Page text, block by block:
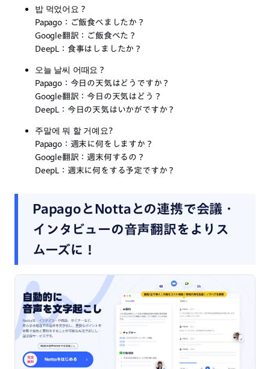
밥 먹었어요？
Papago：ご飯食べましたか？
Google翻訳：ご飯食べた？
DeepL：食事はしましたか？
오늘 날씨 어때요？
Papago：今日の天気はどうですか？
Google翻訳：今日の天気はどう？
DeepL：今日の天気はいかがですか？
주말에 뭐 할 거예요?
Papago：週末に何をしますか？
Google翻訳：週末何するの？
DeepL：週末に何をする予定ですか？
PapagoとNottaとの連携で会議・
インタビューの音声翻訳をよりス
ムーズに！